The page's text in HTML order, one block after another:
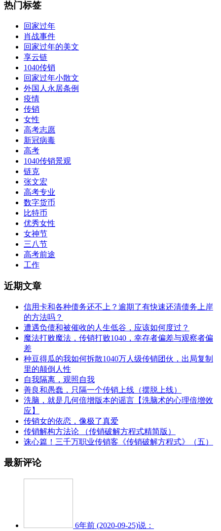
热门标签
回家过年
肖战事件
回家过年的美文
享云链
1040传销
回家过年小散文
外国人永居条例
疫情
传销
女性
高考志愿
新冠病毒
高考
1040传销景观
链克
张文宏
高考专业
数字货币
比特币
优秀女性
女神节
三八节
高考前途
工作
近期文章
信用卡和各种债务还不上？逾期了有快速还清债务上岸
的方法吗？
遭遇负债和被催收的人生低谷，应该如何度过？
魔法打败魔法，传销打败1040，幸存者偏差与观察者偏
差
种豆得瓜的我如何拆散1040万人级传销团伙，出局复制
里的颠倒人性
自我隔离，观照自我
善良和愚蠢，只隔一个传销上线（摆脱上线）
洗脑，就是几何倍增版本的谣言【洗脑术的心理倍增效
应】
传销女的依恋，像极了真爱
传销解构方法论 （传销破解方程式精简版）
诛心篇！三千万职业传销客《传销破解方程式》（五）
最新评论
6年前 (2020-09-25)说：